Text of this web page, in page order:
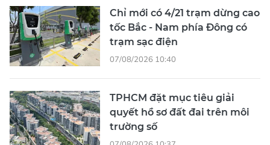
Chỉ mới có 4/21 trạm dừng cao
tốc Bắc - Nam phía Đông có
trạm sạc điện
07/08/2026 10:40
TPHCM đặt mục tiêu giải
quyết hồ sơ đất đai trên môi
trường số